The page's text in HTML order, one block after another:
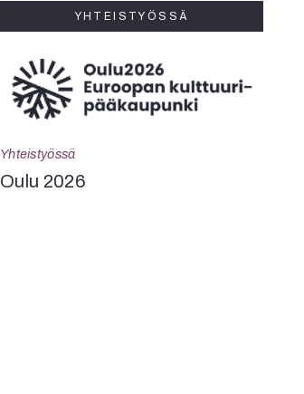
YHTEISTYÖSSÄ
Yhteistyössä
Oulu 2026